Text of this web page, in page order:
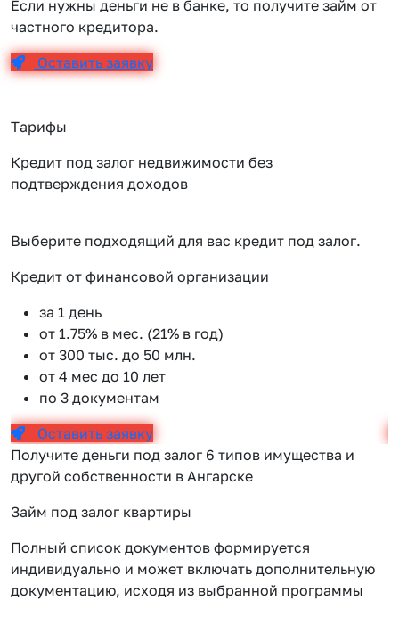
Если нужны деньги не в банке, то получите займ от
частного кредитора.
Оставить заявку
Тарифы
Кредит под залог недвижимости без
подтверждения доходов
Выберите подходящий для вас кредит под залог.
Кредит от финансовой организации
за 1 день
от 1.75% в мес. (21% в год)
от 300 тыс. до 50 млн.
от 4 мес до 10 лет
по 3 документам
Оставить заявку
Получите деньги под залог 6 типов имущества и
другой собственности в Ангарске
Займ под залог квартиры
Полный список документов формируется
индивидуально и может включать дополнительную
документацию, исходя из выбранной программы